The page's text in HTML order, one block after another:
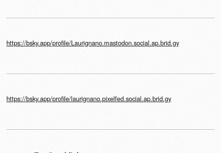
https://bsky.app/profile/Laurignano.mastodon.social.ap.brid.gy
https://bsky.app/profile/laurignano.pixelfed.social.ap.brid.gy